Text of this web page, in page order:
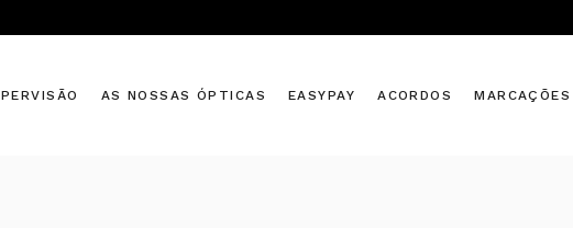
AS NOSSAS ÓPTICAS EASYPAY ACORDOS MARCAÇÕES